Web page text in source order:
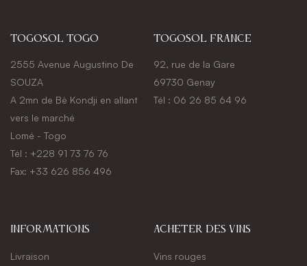
Togosol Togo
2555 Avenue Augustino De
SOUZA
A 2mn de Bè Kondji en allant
vers le marché
Lomé - Togo
Tél : +228 91 73 76 76
Fax: +33 626 856 496
Togosol france
92, rue de la Gare
69730 Genay
Tél : 06 26 85 64 96
Informations
Livraison
Acheter des vins
Vins rouges